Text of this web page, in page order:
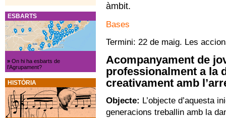
àmbit.
Bases
Termini: 22 de maig. Les
Acompanyament de
professionalment a la
creativament amb
Objecte: L’objecte d’aquesta
generacions treballin amb la
ESBARTS
»On hi ha esbarts de
l’Agrupament?
HISTÒRIA